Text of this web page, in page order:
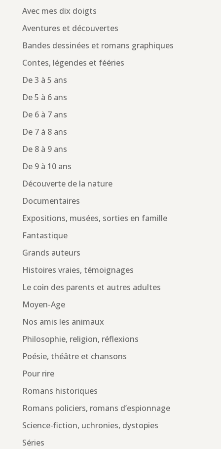
Avec mes dix doigts
Aventures et découvertes
Bandes dessinées et romans graphiques
Contes, légendes et fééries
De 3 à 5 ans
De 5 à 6 ans
De 6 à 7 ans
De 7 à 8 ans
De 8 à 9 ans
De 9 à 10 ans
Découverte de la nature
Documentaires
Expositions, musées, sorties en famille
Fantastique
Grands auteurs
Histoires vraies, témoignages
Le coin des parents et autres adultes
Moyen-Age
Nos amis les animaux
Philosophie, religion, réflexions
Poésie, théâtre et chansons
Pour rire
Romans historiques
Romans policiers, romans d’espionnage
Science-fiction, uchronies, dystopies
Séries